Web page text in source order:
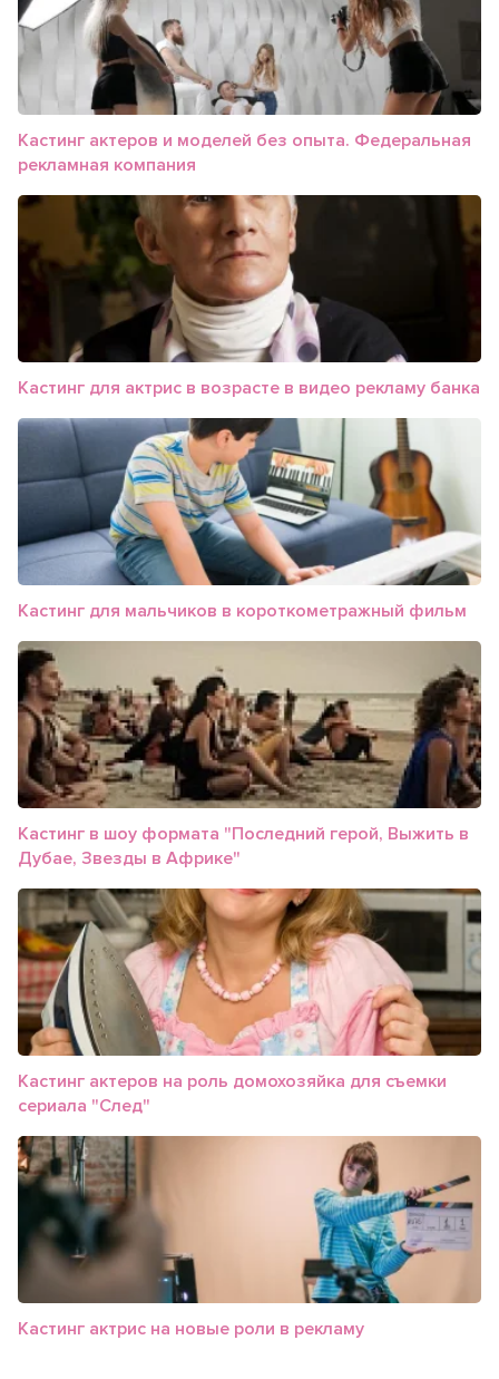
Кастинг актеров и моделей без опыта. Федеральная
рекламная компания
Кастинг для актрис в возрасте в видео рекламу банка
Кастинг для мальчиков в короткометражный фильм
Кастинг в шоу формата "Последний герой, Выжить в
Дубае, Звезды в Африке"
Кастинг актеров на роль домохозяйка для съемки
сериала "След"
Кастинг актрис на новые роли в рекламу